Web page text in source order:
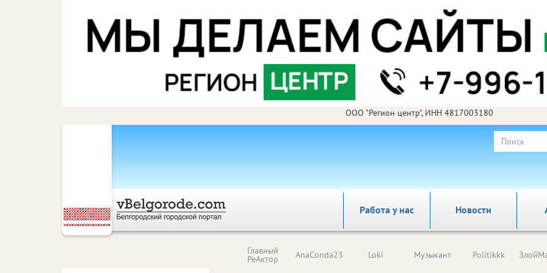
ООО "Регион центр", ИНН 4817003180
Работа у нас Новости
Главный
РеАктор AnaConda23 Loki Музыкант Politikkk